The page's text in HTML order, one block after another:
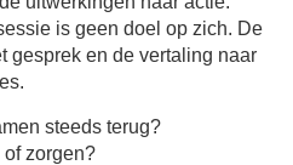
is geen doel op zich. De
gesprek en de vertaling naar
steeds terug?
zorgen?